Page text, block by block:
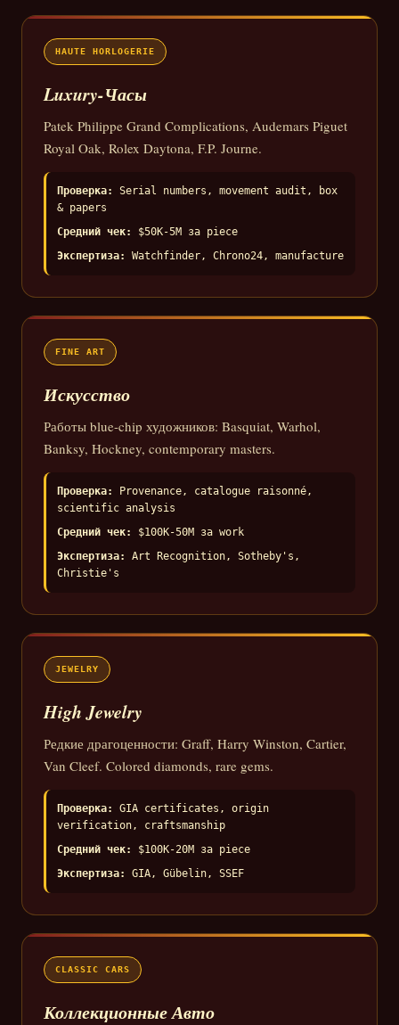
HAUTE HORLOGERIE
Luxury-Часы
Patek Philippe Grand Complications, Audemars Piguet
Royal Oak, Rolex Daytona, F.P. Journe.
Проверка:
Serial numbers, movement audit, box
& papers
Средний чек:
$50K-5M за piece
Экспертиза:
Watchfinder, Chrono24, manufacture
FINE ART
Искусство
Работы blue-chip художников: Basquiat, Warhol,
Banksy, Hockney, contemporary masters.
Проверка:
Provenance, catalogue raisonné,
scientific analysis
Средний чек:
$100K-50M за work
Экспертиза:
Art Recognition, Sotheby's,
Christie's
JEWELRY
High Jewelry
Редкие драгоценности: Graff, Harry Winston, Cartier,
Van Cleef. Colored diamonds, rare gems.
Проверка:
GIA certificates, origin
verification, craftsmanship
Средний чек:
$100K-20M за piece
Экспертиза:
GIA, Gübelin, SSEF
CLASSIC CARS
Коллекционные Авто